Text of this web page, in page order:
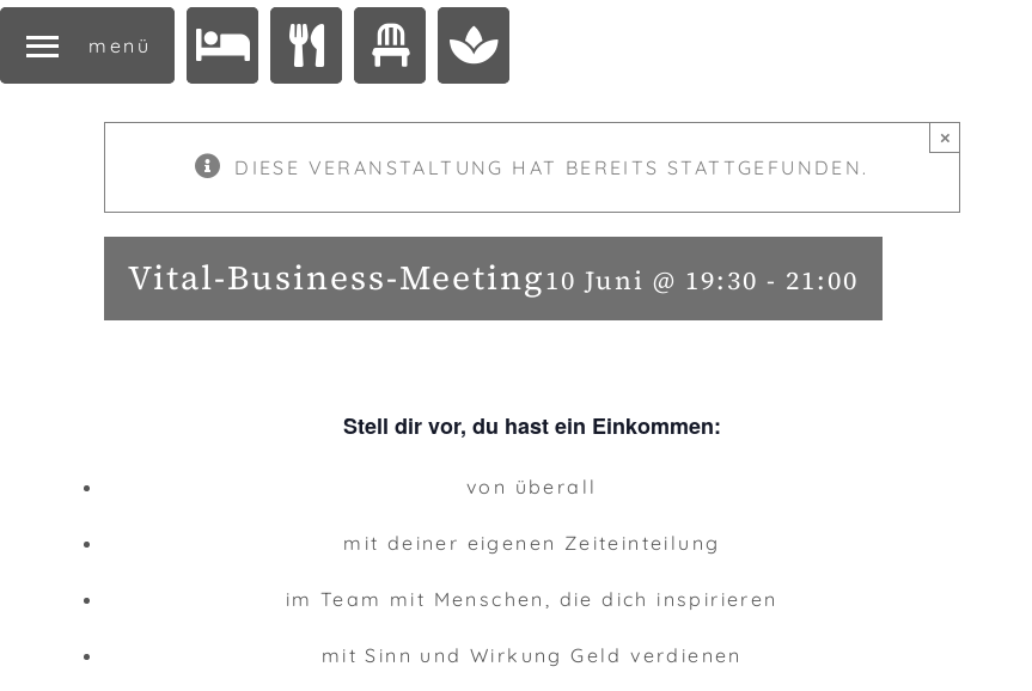
menü
DIESE VERANSTALTUNG HAT BEREITS STATTGEFUNDEN.
×
Vital-Business-Meeting10 Juni @ 19:30 - 21:00
Stell dir vor, du hast ein Einkommen:
von überall
mit deiner eigenen Zeiteinteilung
im Team mit Menschen, die dich inspirieren
mit Sinn und Wirkung Geld verdienen